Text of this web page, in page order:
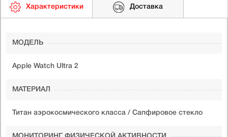
Характеристики Доставка
МОДЕЛЬ
Apple Watch Ultra 2
МАТЕРИАЛ
Титан аэрокосмического класса / Сапфировое стекло